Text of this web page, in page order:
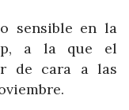
sensible en la
a la que el
de cara a las